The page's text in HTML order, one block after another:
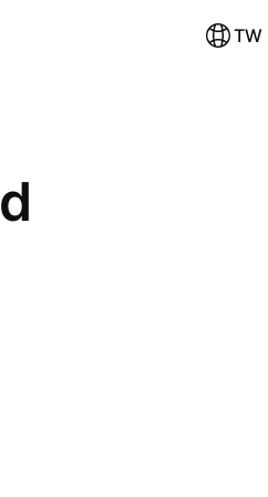
TW